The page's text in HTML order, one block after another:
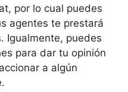
por lo cual puedes
agentes te prestará
Igualmente, puedes
para dar tu opinión
a algún